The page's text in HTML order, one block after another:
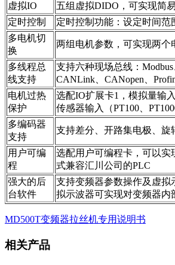
虚拟IO
五组虚拟DIDO，可实现简
定时控制
定时控制功能：设定时间范
多电机切
换
两组电机参数，可实现两个
多线程总
线支持
支持六种现场总线：Modbus
CANLink、CANopen、
电机过热
保护
选配IO扩展卡1，模拟量输
传感器输入（PT100、
多编码器
支持
支持差分、开路集电极、旋
用户可编
程
选配用户可编程卡，可以实
式兼容汇川公司的PLC
强大的后
台软件
支持变频器参数操作及虚拟
拟示波器可实现对变频器内
MD500T变频器拉丝机专用说明书
相关产品